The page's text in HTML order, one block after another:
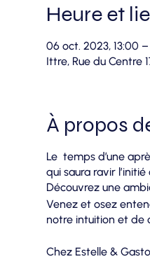
Heure et
06 oct. 2023, 13:00 –
Ittre, Rue du Centre
À propos
Le temps d’une
qui saura ravir
Découvrez une
Venez et osez
notre intuition et de
Chez Estelle &